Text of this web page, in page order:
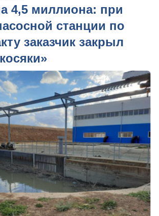
4,5 миллиона: при
станции по
заказчик закрыл